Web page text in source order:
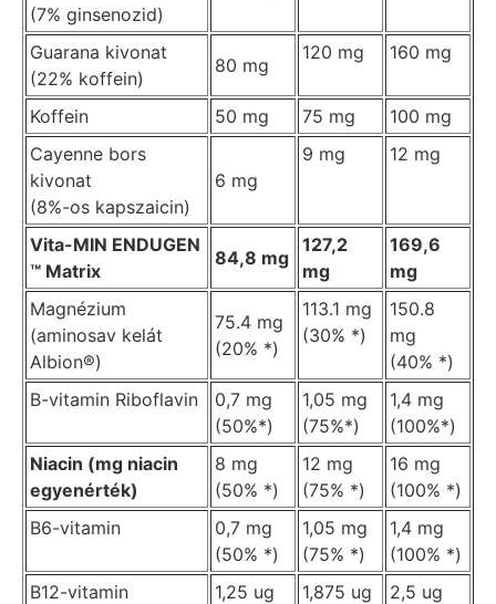
(7% ginsenozid)
Guarana kivonat
(22% koffein)
80 mg
120 mg 160 mg
Koffein 50 mg 75 mg
100 mg
Cayenne bors
kivonat
(8%-os kapszaicin)
6 mg
9 mg 12 mg
Vita-MIN ENDUGEN
™ Matrix
84,8 mg
127,2
mg
169,6
mg
Magnézium
(aminosav kelát
Albion®)
75.4 mg
(20% *)
113.1 mg
(30% *)
150.8
mg
(40% *)
B-vitamin Riboflavin
0,7 mg
(50%*)
1,05 mg
(75%*)
1,4 mg
(100%*)
Niacin (mg niacin
egyenérték)
8 mg
(50% *)
12 mg
(75% *)
16 mg
(100% *)
B6-vitamin
0,7 mg
(50% *)
1,05 mg
(75% *)
1,4 mg
(100% *)
B12-vitamin
1,25 ug
1,875 ug
2,5 ug